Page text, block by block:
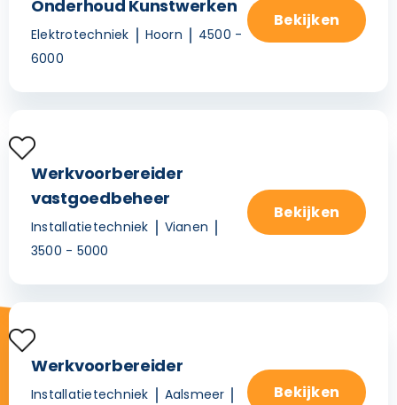
Onderhoud Kunstwerken
Elektrotechniek Hoorn
4500 -
6000
Bekijken
Werkvoorbereider
vastgoedbeheer
Installatietechniek
Vianen
3500 - 5000
Bekijken
Werkvoorbereider
Installatietechniek
Aalsmeer
Bekijken